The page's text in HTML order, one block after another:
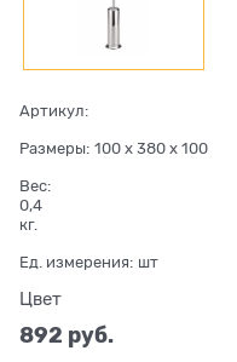
Артикул:
Размеры: 100 x 380 x 100
Вес:
0,4
кг.
Ед. измерения: шт
Цвет
892 руб.